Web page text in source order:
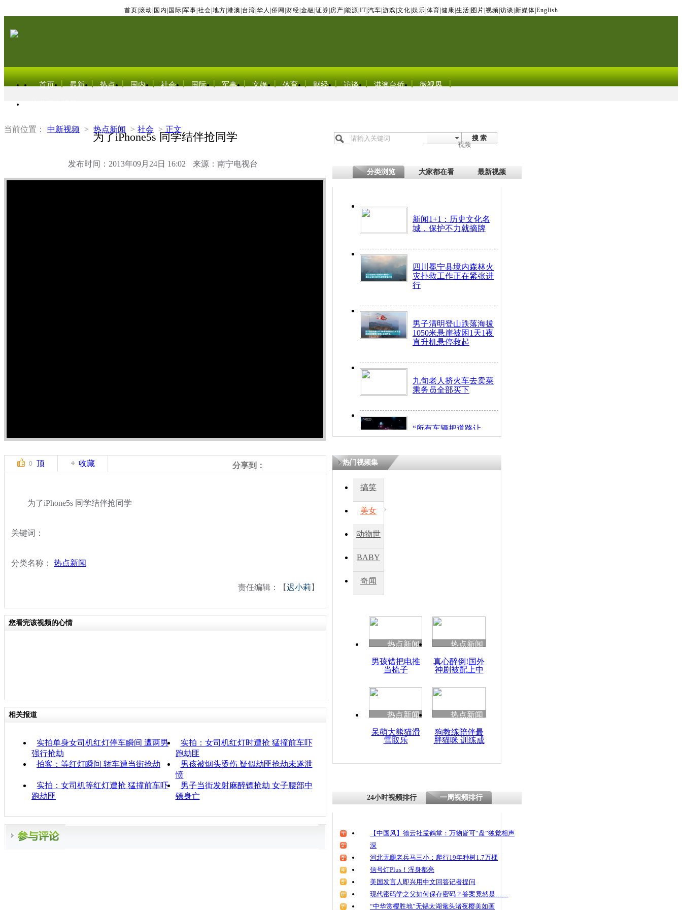
首页 滚动 国内 国际 军事 社会 地方 港澳 台湾 华人 侨网 财经 金融 证券 房产 能源 IT| 汽车 游戏 文化 娱乐 体育 健康 生活 图片 视频 访谈 新媒体 English
首页 最新 热点 国内 社会 国际 军事 文娱 体育 财经 访谈 港澳台侨 微视界
当前位置： 中新视频 > 热点新闻 > 社会 > 正文
为了iPhone5s 同学结伴抢同学
发布时间：2013年09月24日 16:02 来源：南宁电视台
搜 索
视频
分类浏览 大家都在看 最新视频
新闻1+1：历史文化名
城，保护不力就摘牌
四川冕宁县境内森林火
灾扑救工作正在紧张进
行
男子清明登山跌落海拔
1050米悬崖被困1天1夜
直升机悬停救起
九旬老人挤火车去卖菜
乘务员全部买下
“所有车辆把道路让
开！”儿童突发疾病交
四川兴文苗乡上万人欢
度苗族花山节
清明祭英烈 哀思悼忠
为了iPhone5s 同学结伴
0 顶 收藏 分享到：
为了iPhone5s 同学结伴抢同学
关键词：
分类名称： 热点新闻
责任编辑：【迟小莉 】
您看完该视频的心情
相关报道
实拍单身女司机红灯停车瞬间 遭两男
强行抢劫
实拍：女司机红灯时遭抢 猛撞前车吓
跑劫匪
拍客：等红灯瞬间 轿车遭当街抢劫
男孩被烟头烫伤 疑似劫匪抢劫未遂泄
愤
实拍：女司机等红灯遭抢 猛撞前车吓
跑劫匪
男子当街发射麻醉镖抢劫 女子腰部中
镖身亡
热门视频集
搞笑
美女
动物世
BABY
秀
奇闻
热点新闻
男孩错把电推
当梳子
热点新闻
真心醉倒!国外
神剧被配上中
热点新闻
呆萌大熊猫滑
雪取乐
热点新闻
狗教练陪伴最
胖猫咪 训练成
24小时视频排行 一周视频排行
【中国风】德云社孟鹤堂：万物皆可“盘”独觉相声
深
河北无腿老兵马三小：爬行19年种树1.7万棵
信号灯Plus！浑身都亮
美国发言人即兴用中文回答记者提问
现代密码学之父如何保存密码？答案竟然是……
“中华赏樱胜地”无锡太湖鼋头渚夜樱美如画